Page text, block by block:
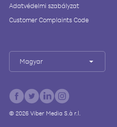
Adatvédelmi szabályzat
Customer Complaints Code
Magyar
© 2026Viber Media S.à r.l.